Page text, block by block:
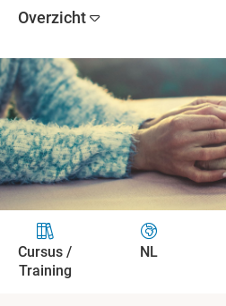
Overzicht
Cursus /
Training
NL